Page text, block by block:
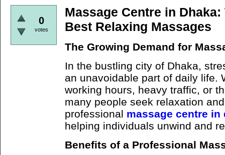
0
votes
Massage Centre in
Best Relaxing Massages
The Growing Demand for
In the bustling city of Dhaka,
an unavoidable part of daily life.
working hours, heavy traffic, or
many people seek relaxation
professional massage centre in
helping individuals unwind and
Benefits of a Professional